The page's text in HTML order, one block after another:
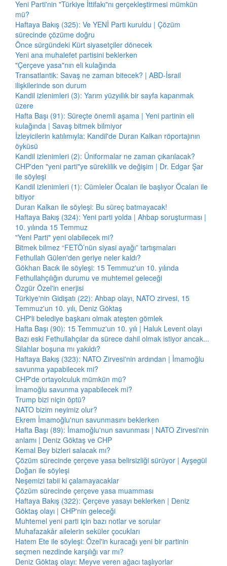
Yeni Parti'nin "Türkiye İttifakı"nı gerçekleştirmesi mümkün
mü?
Haftaya Bakış (325): Ve YENİ Parti kuruldu | Çözüm
sürecinde çözüme doğru
Önce sürgündeki Kürt siyasetçiler dönecek
Yeni ana muhalefet partisini beklerken
"Çerçeve yasa"nın eli kulağında
Transatlantik: Savaş ne zaman bitecek? | ABD-İsrail
ilişkilerinde son durum
Kandil izlenimleri (3): Yarım yüzyıllık bir sayfa kapanmak
üzere
Hafta Başı (91): Süreçte önemli aşama | Yeni partinin eli
kulağında | Savaş bitmek bilmiyor
İzleyicilerin katılımıyla: Kandil'de Duran Kalkan röportajının
öyküsü
Kandil izlenimleri (2): Üniformalar ne zaman çıkarılacak?
CHP'den "yeni parti"ye süreklilik ve değişim | Dr. Edgar Şar
ile söyleşi
Kandil izlenimleri (1): Cümleler Öcalan ile başlıyor Öcalan ile
bitiyor
Duran Kalkan ile söyleşi: Bu süreç batmayacak!
Haftaya Bakış (324): Yeni parti yolda | Ahbap soruşturması |
10. yılında 15 Temmuz
"Yeni Parti" yeni olabilecek mi?
Bitmek bilmez “FETÖ’nün siyasi ayağı” tartışmaları
Fethullah Gülen'den geriye neler kaldı?
Gökhan Bacık ile söyleşi: 15 Temmuz'un 10. yılında
Fethullahçılığın durumu ve muhtemel geleceği
Özgür Özel'in enerjisi
Türkiye'nin Gidişatı (22): Ahbap olayı, NATO zirvesi, 15
Temmuz'un 10. yılı, Deniz Göktaş
CHP'li belediye başkanı olmak ateşten gömlek
Hafta Başı (90): 15 Temmuz'un 10. yılı | Haluk Levent olayı
Bazı eski Fethullahçılar da sürece dahil olmak istiyor ancak...
Silahlar boşuna mı yakıldı?
Haftaya Bakış (323): NATO Zirvesi'nin ardından | İmamoğlu
savunma yapabilecek mi?
CHP'de ortayolculuk mümkün mü?
İmamoğlu savunma yapabilecek mi?
Trump bizi niçin öptü?
NATO bizim neyimiz olur?
Ekrem İmamoğlu'nun savunmasını beklerken
Hafta Başı (89): İmamoğlu'nun savunması | NATO Zirvesi'nin
anlamı | Deniz Göktaş ve CHP
Kemal Bey bizleri salacak mı?
Çözüm sürecinde çerçeve yasa belirsizliği sürüyor | Ayşegül
Doğan ile söyleşi
Neşemizi tabii ki çalamayacaklar
Çözüm sürecinde çerçeve yasa muamması
Haftaya Bakış (322): Çerçeve yasayı beklerken | Deniz
Göktaş olayı | CHP'nin geleceği
Muhtemel yeni parti için bazı notlar ve sorular
Muhafazakâr ailelerin seküler çocukları
Hatem Ete ile söyleşi: Özel'in kuracağı yeni bir partinin
seçmen nezdinde karşılığı var mı?
Deniz Göktaş olayı: Meyve veren ağacı taşlıyorlar